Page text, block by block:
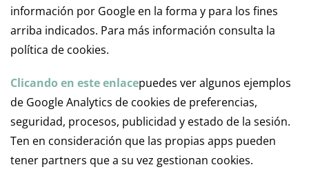
información por Google en la forma y para los fines
arriba indicados. Para más información consulta la
política de cookies.
Clicando en este enlacepuedes ver algunos ejemplos
de Google Analytics de cookies de preferencias,
seguridad, procesos, publicidad y estado de la sesión.
Ten en consideración que las propias apps pueden
tener partners que a su vez gestionan cookies.